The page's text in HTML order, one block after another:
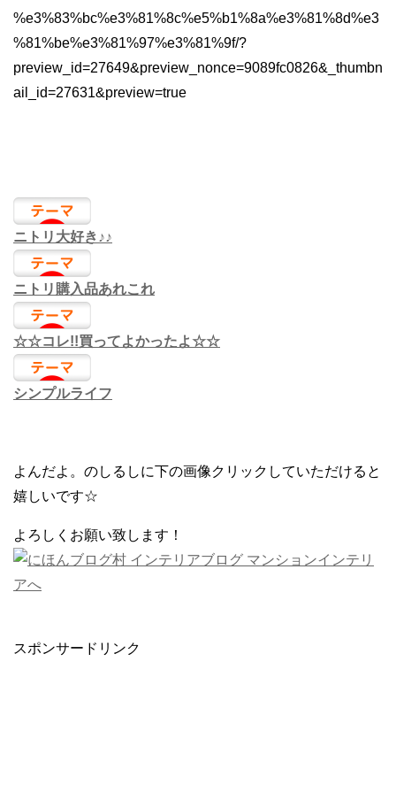
%e3%83%bc%e3%81%8c%e5%b1%8a%e3%81%8d%e3
%81%be%e3%81%97%e3%81%9f/?
preview_id=27649&preview_nonce=9089fc0826&_thumbn
ail_id=27631&preview=true
ニトリ大好き♪♪
ニトリ購入品あれこれ
☆☆コレ!!買ってよかったよ☆☆
シンプルライフ
よんだよ。のしるしに下の画像クリックしていただけると
嬉しいです☆
よろしくお願い致します！
スポンサードリンク